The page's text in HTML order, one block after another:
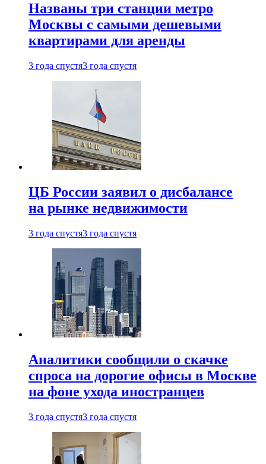
Названы три станции метро
Москвы с самыми дешевыми
квартирами для аренды
3 года спустя3 года спустя
ЦБ России заявил о дисбалансе
на рынке недвижимости
3 года спустя3 года спустя
Аналитики сообщили о скачке
спроса на дорогие офисы в Москве
на фоне ухода иностранцев
3 года спустя3 года спустя